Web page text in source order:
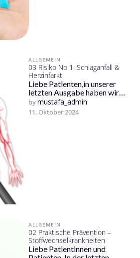
ALLGEMEIN
03 Risiko No 1: Schlaganfall &
Herzinfarkt
Liebe Patienten,in unserer
letzten Ausgabe haben wir
das Thema
Stoffwechselkrankheiten
behandelt. Ein zentraler
by mustafa_admin
11. Oktober 2024
ALLGEMEIN
02 Praktische Prävention –
Stoffwechselkrankheiten
Liebe Patientinnen und